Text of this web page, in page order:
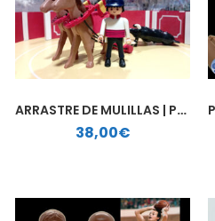
ARRASTRE DE MULILLAS | PLAYMOBIL PERSONALIZADO
38,00€